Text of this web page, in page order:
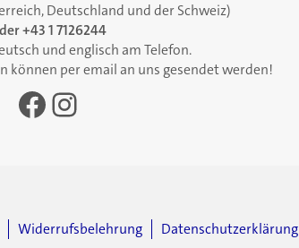
Deutschland und der Schweiz)
+43 1 7126244
und englisch am Telefon.
können per email an uns gesendet werden!
Facebook
Instagram
Widerrufsbelehrung Datenschutzerklärung